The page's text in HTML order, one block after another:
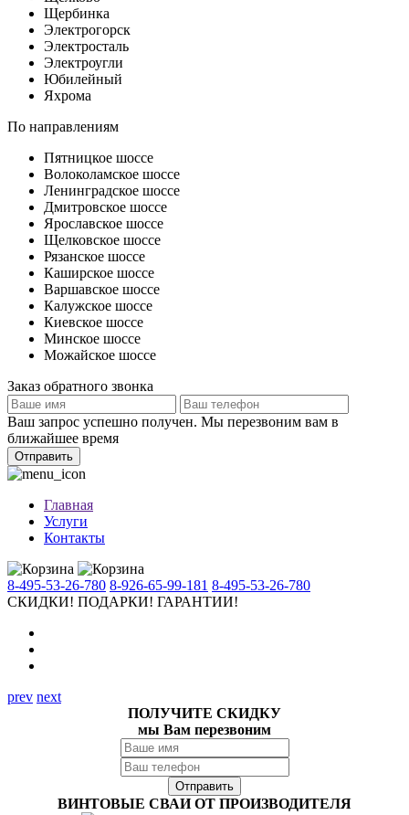
Щербинка
Электрогорск
Электросталь
Электроугли
Юбилейный
Яхрома
По направлениям
Пятницкое шоссе
Волоколамское шоссе
Ленинградское шоссе
Дмитровское шоссе
Ярославское шоссе
Щелковское шоссе
Рязанское шоссе
Каширское шоссе
Варшавское шоссе
Калужское шоссе
Киевское шоссе
Минское шоссе
Можайское шоссе
Заказ обратного звонка
Ваш запрос успешно получен. Мы перезвоним вам в
ближайшее время
Отправить
Главная
Услуги
Контакты
8-495-53-26-780 8-926-65-99-181 8-495-53-26-780
СКИДКИ! ПОДАРКИ! ГАРАНТИИ!
prev next
ПОЛУЧИТЕ СКИДКУ
мы Вам перезвоним
ВИНТОВЫЕ СВАИ ОТ ПРОИЗВОДИТЕЛЯ